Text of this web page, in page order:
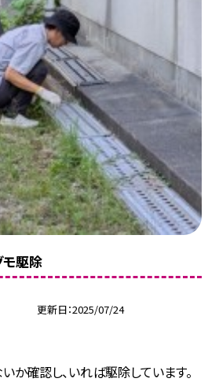
駆除
更新日 2025/07/24
か確認し、いれば駆除しています。